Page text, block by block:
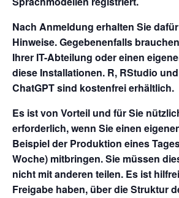
Nach Anmeldung erhalten Sie
Hinweise. Gegebenenfalls
Ihrer IT-Abteilung oder einen
diese Installationen. R, RStudio
ChatGPT sind kostenfrei erhältlich.
Es ist von Vorteil und für Sie
erforderlich, wenn Sie einen
Beispiel der Produktion eines
Woche) mitbringen. Sie müssen
nicht mit anderen teilen. Es ist
Freigabe haben, über die Struktur